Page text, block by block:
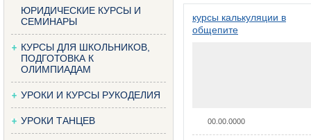
ЮРИДИЧЕСКИЕ КУРСЫ И
СЕМИНАРЫ
КУРСЫ ДЛЯ ШКОЛЬНИКОВ,
ПОДГОТОВКА К
ОЛИМПИАДАМ
УРОКИ И КУРСЫ РУКОДЕЛИЯ
УРОКИ ТАНЦЕВ
курсы калькуляции в
общепите
00.00.0000